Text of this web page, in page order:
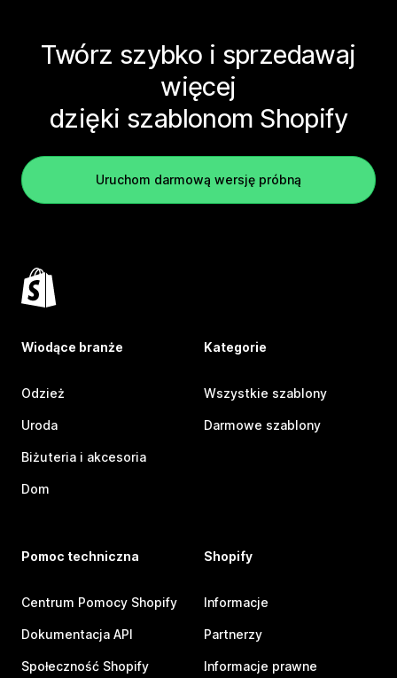
Twórz szybko i sprzedawaj
więcej
dzięki szablonom Shopify
Uruchom darmową wersję próbną
Wiodące branże
Odzież
Uroda
Biżuteria i akcesoria
Dom
Kategorie
Wszystkie szablony
Darmowe szablony
Pomoc techniczna
Centrum Pomocy Shopify
Dokumentacja API
Społeczność Shopify
Shopify
Informacje
Partnerzy
Informacje prawne